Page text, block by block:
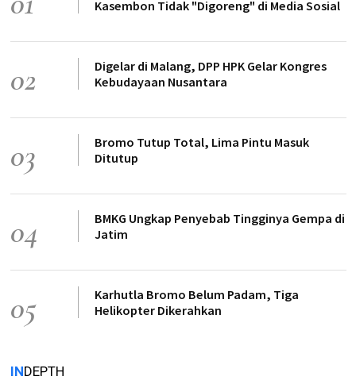
Kasembon Tidak "Digoreng" di Media Sosial
02
Digelar di Malang, DPP HPK Gelar Kongres
Kebudayaan Nusantara
03
Bromo Tutup Total, Lima Pintu Masuk
Ditutup
04
BMKG Ungkap Penyebab Tingginya Gempa di
Jatim
05
Karhutla Bromo Belum Padam, Tiga
Helikopter Dikerahkan
INDEPTH